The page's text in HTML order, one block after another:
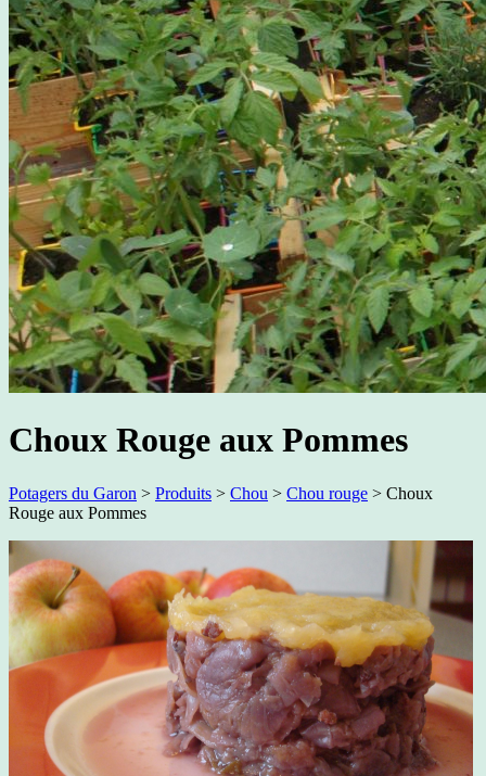
Choux Rouge aux Pommes
Potagers du Garon > Produits > Chou > Chou rouge > Choux
Rouge aux Pommes